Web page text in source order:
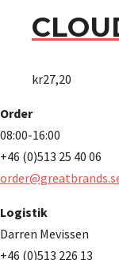
kr27,20
Order
08:00-16:00
+46 (0)513 25 40 06
Logistik
Darren Mevissen
+46 (0)513 226 13